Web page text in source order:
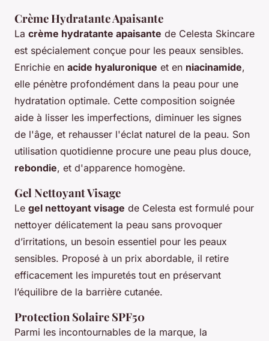
Crème Hydratante Apaisante
La crème hydratante apaisante de Celesta Skincare
est spécialement conçue pour les peaux sensibles.
Enrichie en acide hyaluronique et en niacinamide,
elle pénètre profondément dans la peau pour une
hydratation optimale. Cette composition soignée
aide à lisser les imperfections, diminuer les signes
de l'âge, et rehausser l'éclat naturel de la peau. Son
utilisation quotidienne procure une peau plus douce,
rebondie, et d'apparence homogène.
Gel Nettoyant Visage
Le gel nettoyant visage de Celesta est formulé pour
nettoyer délicatement la peau sans provoquer
d’irritations, un besoin essentiel pour les peaux
sensibles. Proposé à un prix abordable, il retire
efficacement les impuretés tout en préservant
l’équilibre de la barrière cutanée.
Protection Solaire SPF50
Parmi les incontournables de la marque, la